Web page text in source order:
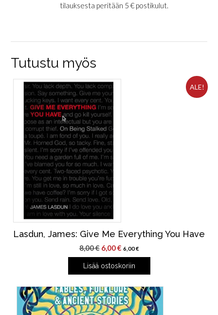
tilauksesta peritään 5 € postikulut.
Tutustu myös
ALE!
Lasdun, James: Give Me Everything You Have
8,00€ Alkuperäinen
hinta
oli:
6,00€Nykyinen
hinta
on:
6,00€
Lisää ostoskoriin